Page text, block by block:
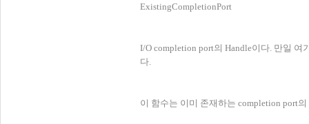
ExistingCompletionPort
I/O completion port의 Handle이다. 만일
다.
이 함수는 이미 존재하는 completion port